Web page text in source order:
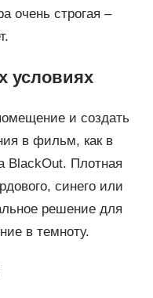
очень строгая –
условиях
и создать
в фильм, как в
BlackOut. Плотная
синего или
решение для
в темноту.